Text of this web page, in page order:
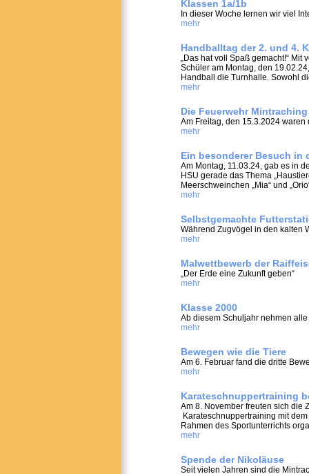
Klassen 1a/1b
In dieser Woche lernen wir viel
mehr
Handballtag der 2. und 4.
„Das hat voll Spaß gemacht!“
Schüler am Montag, den
Handball die Turnhalle. Sowohl
mehr
Die Feuerwehr
Am Freitag, den 15.3.2024
mehr
Ein besonderer Besuch in
Am Montag, 11.03.24, gab es in
HSU gerade das Thema
Meerschweinchen „Mia“ und
mehr
Selbstgemachte
Während Zugvögel in den kalten
mehr
Malwettbewerb der
„Der Erde eine Zukunft geben“
mehr
Klasse 2000
Ab diesem Schuljahr nehmen
mehr
Bewegen wie die Tiere
Am 6. Februar fand die dritte
mehr
Karateschnuppertraining
Am 8. November freuten sich die
Karateschnuppertraining mit
Rahmen des Sportunterrichts
mehr
Spende der Nikoläuse
Seit vielen Jahren sind die